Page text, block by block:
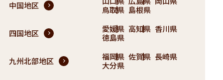
中国地区
鳥取県 島根県
四国地区 愛媛県 高知県 香川県
徳島県
九州北部地区 福岡県 佐賀県 長崎県
大分県